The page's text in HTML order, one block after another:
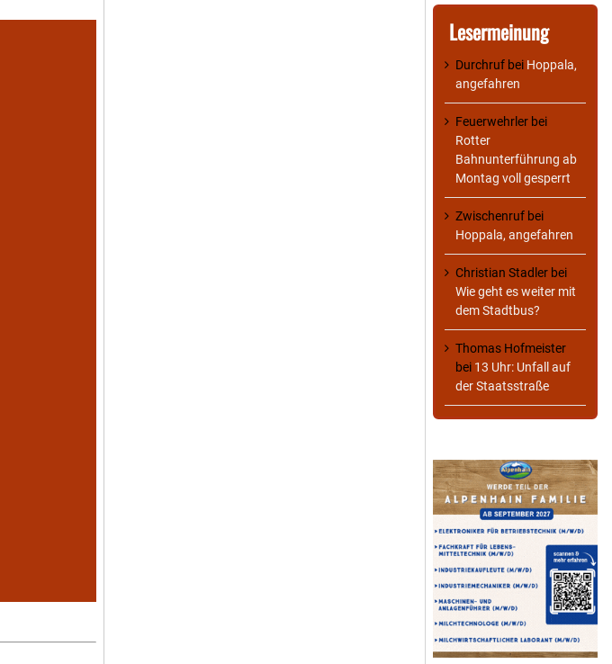
Lesermeinung
Durchruf bei Hoppala,
angefahren
Feuerwehrler bei
Rotter
Bahnunterführung ab
Montag voll gesperrt
Zwischenruf bei
Hoppala, angefahren
Christian Stadler bei
Wie geht es weiter mit
dem Stadtbus?
Thomas Hofmeister
bei 13 Uhr: Unfall auf
der Staatsstraße